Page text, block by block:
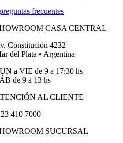
preguntas frecuentes
CASA CENTRAL
Constitución 4232
del Plata • Argentina
a VIE de 9 a 17:30 hs
de 9 a 13 hs
AL CLIENTE
410 7000
SUCURSAL